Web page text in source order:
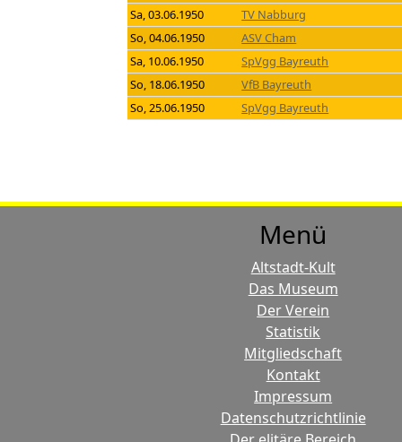
Sa, 03.06.1950
TV Nabburg
So, 04.06.1950
ASV Cham
Sa, 10.06.1950
SpVgg Bayreuth
So, 18.06.1950
VfB Bayreuth
So, 25.06.1950
SpVgg Bayreuth
Menü
Altstadt-Kult
Das Museum
Der Verein
Statistik
Mitgliedschaft
Kontakt
Impressum
Datenschutzrichtlinie